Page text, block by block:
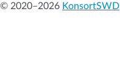
© 2020–2026 KonsortSWD